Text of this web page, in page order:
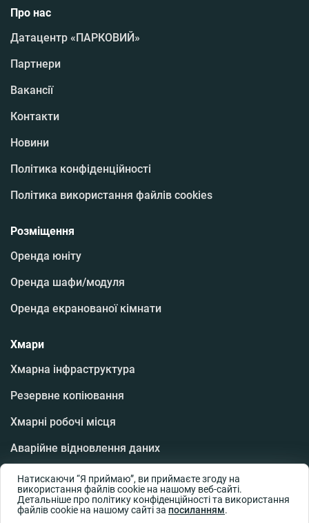
Про нас
Датацентр «ПАРКОВИЙ»
Партнери
Вакансії
Контакти
Новини
Політика конфіденційності
Політика використання файлів cookies
Розміщення
Оренда юніту
Оренда шафи/модуля
Оренда екранованої кімнати
Хмари
Хмарна інфраструктура
Резервне копіювання
Хмарні робочі місця
Аварійне відновлення даних
Програмне забезпечення
Хмарна база даних
Натискаючи “Я приймаю”, ви приймаєте згоду на
використання файлів cookie на нашому веб-сайті.
Детальніше про політику конфіденційності та використання
файлів cookie на нашому сайті за посиланням.